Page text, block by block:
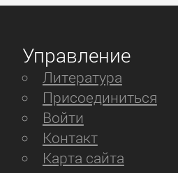
Управление
Литература
Присоединиться
Войти
Контакт
Карта сайта